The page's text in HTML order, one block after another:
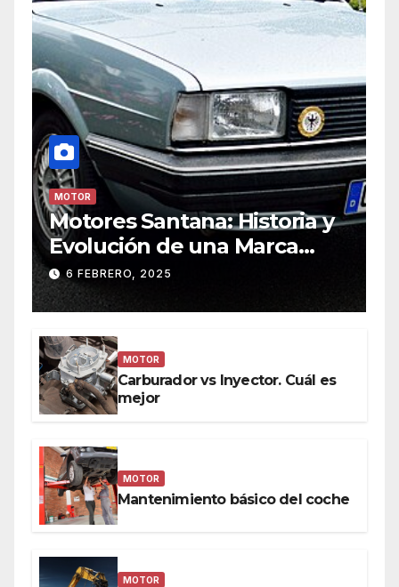
MOTOR
Motores Santana: Historia y
Evolución de una Marca
Icónica
6 FEBRERO, 2025
MOTOR
Carburador vs Inyector. Cuál es
mejor
MOTOR
Mantenimiento básico del coche
MOTOR